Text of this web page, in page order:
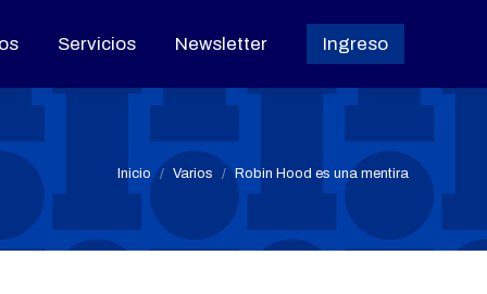
Servicios Newsletter Ingreso
Estás aquí:
Inicio Varios Robin Hood es una mentira
Servicios Newsletter Ingreso